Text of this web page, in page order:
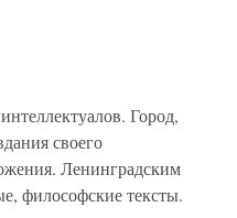
Город,
своего
Ленинградским
философские тексты.